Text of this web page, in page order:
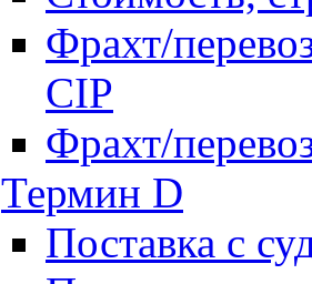
Фрахт/
CIP
Фрахт/
Термин D
Поставка с